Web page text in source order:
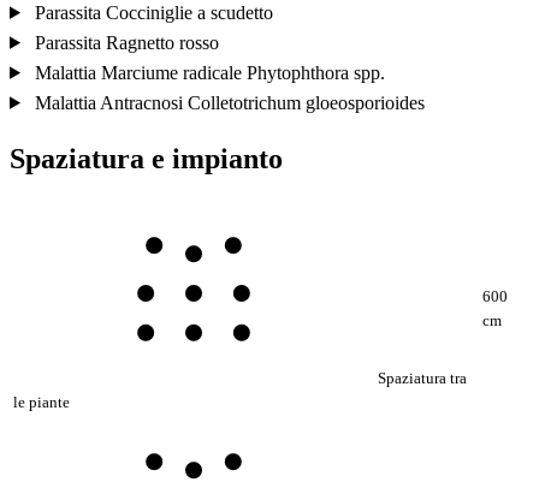
Parassita Cocciniglie a scudetto
Parassita Ragnetto rosso
Malattia Marciume radicale Phytophthora spp.
Malattia Antracnosi Colletotrichum gloeosporioides
Spaziatura e impianto
Spaziatura tra
le piante
600
cm